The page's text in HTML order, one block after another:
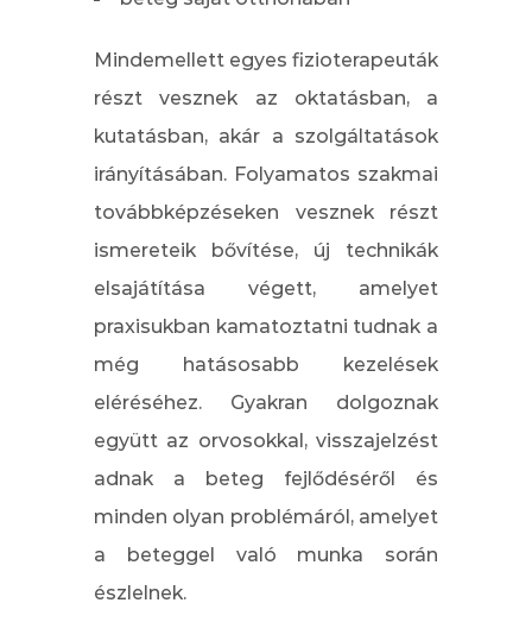
Mindemellett egyes fizioterapeuták
részt vesznek az oktatásban, a
kutatásban, akár a szolgáltatások
irányításában. Folyamatos szakmai
továbbképzéseken vesznek részt
ismereteik bővítése, új technikák
elsajátítása végett, amelyet
praxisukban kamatoztatni tudnak a
még hatásosabb kezelések
eléréséhez. Gyakran dolgoznak
együtt az orvosokkal, visszajelzést
adnak a beteg fejlődéséről és
minden olyan problémáról, amelyet
a beteggel való munka során
észlelnek.